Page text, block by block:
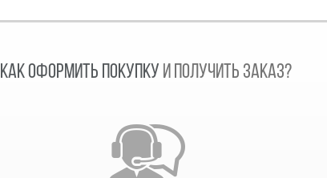
КАК ОФОРМИТЬ ПОКУПКУ И ПОЛУЧИТЬ ЗАКАЗ?